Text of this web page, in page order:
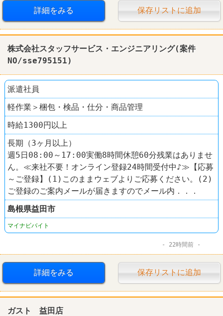
詳細をみる 保存リストに追加
株式会社スタッフサービス・エンジニアリング(案件
NO/sse795151)
派遣社員
軽作業＞梱包・検品・仕分・商品管理
時給1300円以上
長期（3ヶ月以上）
週5日08:00～17:00実働8時間休憩60分残業はありませ
ん。≪来社不要！オンライン登録24時間受付中♪≫【応募
～ご登録】(1)このままウェブよりご応募ください。(2)
ご登録のご案内メールが届きますのでメール内．．．
島根県益田市
マイナビバイト
22時間前
詳細をみる 保存リストに追加
ガスト 益田店